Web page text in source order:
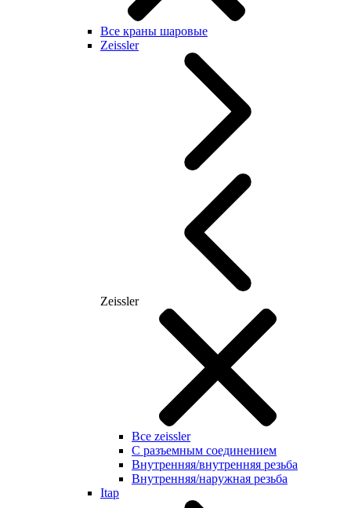
Все краны шаровые
Zeissler
Zeissler
Все zeissler
С разъемным соединением
Внутренняя/внутренняя резьба
Внутренняя/наружная резьба
Itap